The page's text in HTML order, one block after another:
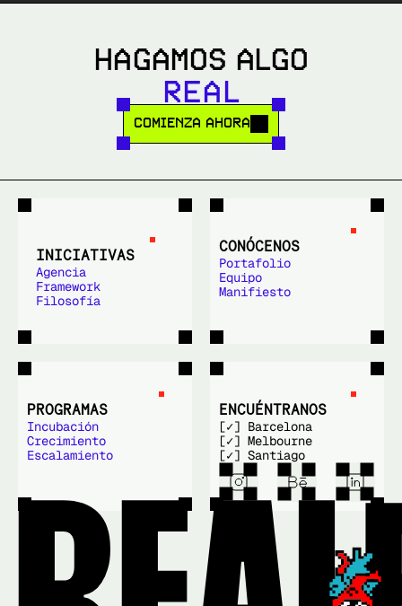
HAGAMOS ALGO
REAL
COMIENZA AHORA
INICIATIVAS
Agencia
Framework
Filosofía
CONÓCENOS
Portafolio
Equipo
Manifiesto
PROGRAMAS
Incubación
Crecimiento
Escalamiento
ENCUÉNTRANOS
[✓] Barcelona
[✓] Melbourne
[✓] Santiago